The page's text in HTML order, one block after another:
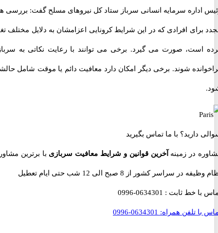
سرمایه انسانی سرباز ستاد کل نیروهای مسلح گفت: بررسی های
افرادی که در این شرایط کرونایی اعزامشان به دلایل مختلف تغییر
است، صورت می گیرد. برخی می توانند با رعایت نکاتی به سربازی
شوند. برخی دیگر امکان دارد معافیت دائم یا موقت شامل حالشان
دارید؟ با ما تماس بگیرید
در زمینهآخرین قوانین و شرایط معافیت سربازیبا برترین مشاوران
در سراسر کشور از 8 صبح الی 12 شب حتی ایام تعطیل
با خط ثابت :0634301-0996
تلفن همراه:0634301-0996